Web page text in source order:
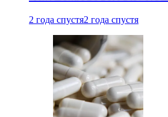
2 года спустя2 года спустя